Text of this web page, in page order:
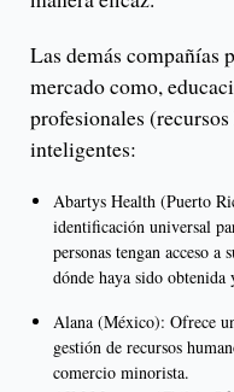
Las demás compañías
mercado como,
profesionales
inteligentes:
Abartys Health (Puerto
identificación universal
personas tengan acceso
dónde haya sido obtenida
Alana (México): Ofrece
gestión de recursos
comercio minorista.